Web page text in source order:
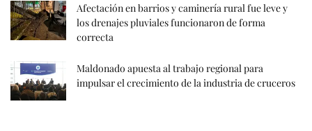
Afectación en barrios y caminería rural fue leve y
los drenajes pluviales funcionaron de forma
correcta
Maldonado apuesta al trabajo regional para
impulsar el crecimiento de la industria de cruceros